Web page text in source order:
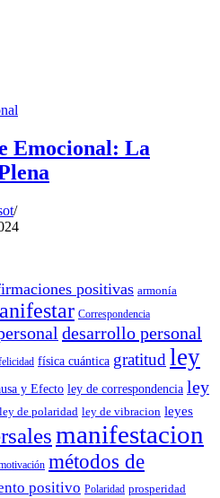
Emocional: La
positivas armonía
Correspondencia
desarrollo personal
física cuántica gratitud ley
y Efecto ley de correspondencia ley
ley de polaridad ley de vibracion leyes
manifestacion
métodos de
positivo Polaridad prosperidad